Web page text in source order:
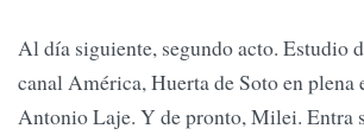
Al día siguiente, segundo acto. Estudio
canal América, Huerta de Soto en plena
Antonio Laje. Y de pronto, Milei. Entra